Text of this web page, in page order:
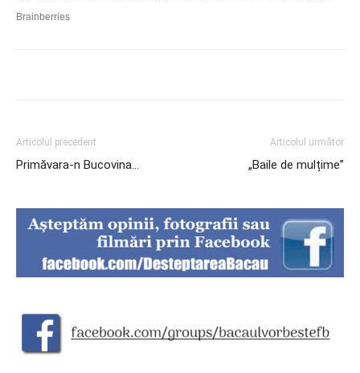
Articolul precedent
Primăvara-n Bucovina…
Articolul următor
„Baile de mulțime”